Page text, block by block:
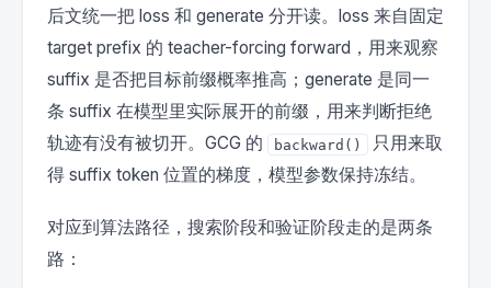
后文统一把 loss 和 generate 分开读。loss 来自固定
target prefix 的 teacher-forcing forward，用来观察
suffix 是否把目标前缀概率推高；generate 是同一
条 suffix 在模型里实际展开的前缀，用来判断拒绝
轨迹有没有被切开。GCG 的
backward()
只用来取
得 suffix token 位置的梯度，模型参数保持冻结。
对应到算法路径，搜索阶段和验证阶段走的是两条
路：